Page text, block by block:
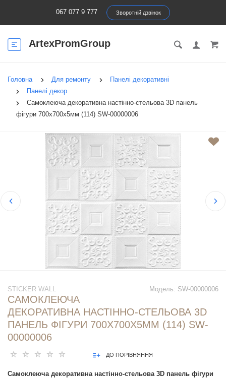
067 077 9 777 Зворотній дзвінок
ArtexPromGroup
Головна Для ремонту
Панелі декоративні
Панелі декор
Самоклеюча декоративна настінно-стельова 3D панель
фігури 700х700х5мм (114) SW-00000006
Модель: SW-00000006
STICKER WALL
САМОКЛЕЮЧА
ДЕКОРАТИВНА НАСТІННО-СТЕЛЬОВА 3D
ПАНЕЛЬ ФІГУРИ 700Х700Х5ММ (114) SW-
00000006
ДО ПОРІВНЯННЯ
Самоклеюча декоративна настінно-стельова 3D панель фігури